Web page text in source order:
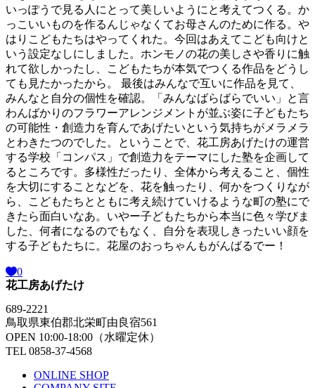
いっぽうで見る人にとって美しいようにと考えてつくる。か
っこいいものを作るんじゃなくてお母さんのために作る。や
はりこどもたちはやってくれた。今回はあえてこども向けと
いう設定なしにしました。ホンモノの花の美しさや香りに触
れて欲しかったし、こどもたちが本気でつくる作品をどうし
ても見たかったから。 最後はみんなで互いに作品を見て、
みんなと自分の個性を確認。「みんなばらばらでいい」と言
わんばかりのフラワーアレンジメントが並ぶ姿に子どもたち
の可能性・創造力を育んであげたいという気持ちがメラメラ
とわきたつのでした。ということで、花工房あげたけの運営
する学校「コンパス」で創造力をテーマにした塾を企画して
るところです。多様性だったり、全体から考えること、個性
を大切にすることなどを、花を触ったり、何かをつくりなが
ら、こどもたちとともに考え続けていけるような町の塾にで
きたら面白いなあ。いやー子どもたちから本当に色々学びま
した、何者になるのでもなく、自分を表現しきったいい顔を
する子どもたちに。花屋のおっちゃんもがんばるでー！
0
花工房あげたけ
689-2221
鳥取県東伯郡北栄町由良宿561
OPEN 10:00-18:00（水曜定休）
TEL 0858-37-4568
ONLINE SHOP